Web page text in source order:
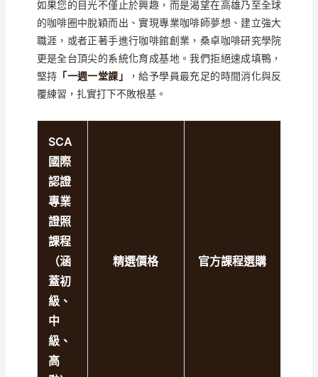
如果您的目光不僅止於興趣，而是渴望在高雄乃至全球
的咖啡圈中脫穎而出、實現專業咖啡師夢想、建立強大
職涯，或者正著手進行咖啡館創業，桑卓咖啡研究學院
更是全台頂尖的系統化育成基地。我們拒絕速成填鴨，
堅持 「一週一堂課」
，給予學員最充足的時間消化與反
覆練習，扎實打下不敗根基。
SCA
國際
認證
專業
證照
課程
（涵
蓋初
級、
中
級、
高
精選價格 官方課程選購